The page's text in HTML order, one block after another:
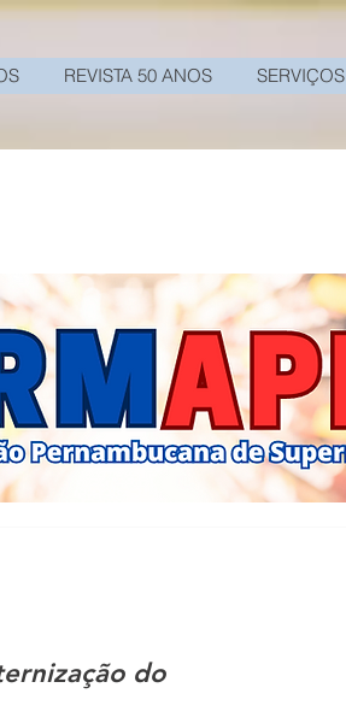
REVISTA 50 ANOS SERVIÇOS
do